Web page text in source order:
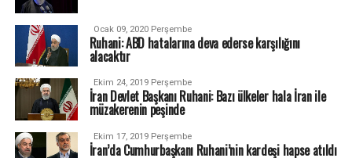
Ocak 09, 2020 Perşembe
Ruhani: ABD hatalarına deva ederse karşılığını
alacaktır
Ekim 24, 2019 Perşembe
İran Devlet Başkanı Ruhani: Bazı ülkeler hala İran ile
müzakerenin peşinde
Ekim 17, 2019 Perşembe
İran’da Cumhurbaşkanı Ruhani’nin kardeşi hapse atıldı